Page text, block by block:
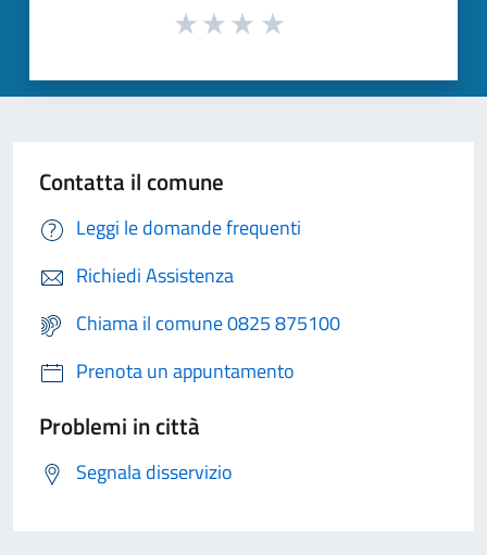
Contatta il comune
Leggi le domande frequenti
Richiedi Assistenza
Chiama il comune 0825 875100
Prenota un appuntamento
Problemi in città
Segnala disservizio